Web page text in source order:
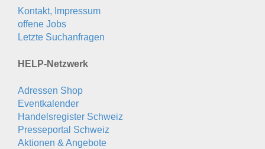
Kontakt, Impressum
offene Jobs
Letzte Suchanfragen
HELP-Netzwerk
Adressen Shop
Eventkalender
Handelsregister Schweiz
Presseportal Schweiz
Aktionen & Angebote